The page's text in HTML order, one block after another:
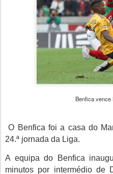
Benfica vence
O Benfica foi a casa do
24.ª jornada da Liga.
A equipa do Benfica
minutos por intermédio de